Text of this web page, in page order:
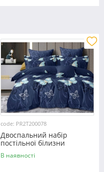
code: PR2T200078
Двоспальний набір
постільної білизни
180*220 із полікотону
№200078 Черешенька™
В наявності